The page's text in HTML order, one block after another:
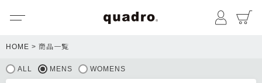
マイペ
HOME 商品一覧
ALL MENS WOMENS